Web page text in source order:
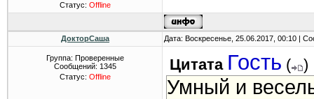
Статус: Offline
ДокторСаша Дата: Воскресенье, 25.06.2017, 00:10 |
Группа: Проверенные
Сообщений: 1345
Статус: Offline
Цитата Гость ( )
Умный и